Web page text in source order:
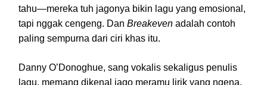
tahu—mereka tuh jagonya bikin lagu yang emosional,
tapi nggak cengeng. Dan Breakeven adalah contoh
paling sempurna dari ciri khas itu.
Danny O’Donoghue, sang vokalis sekaligus penulis
lagu, memang dikenal jago meramu lirik yang ngena.